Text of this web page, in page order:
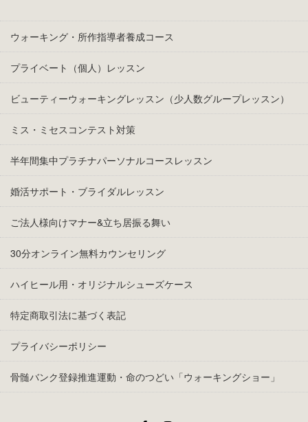
ウォーキング・所作指導者養成コース
プライベート（個人）レッスン
ビューティーウォーキングレッスン（少人数グループレッスン）
ミス・ミセスコンテスト対策
半年間集中プラチナパーソナルコースレッスン
婚活サポート・ブライダルレッスン
ご法人様向けマナー&立ち居振る舞い
30分オンライン無料カウンセリング
ハイヒール用・オリジナルシューズケース
特定商取引法に基づく表記
プライバシーポリシー
骨髄バンク登録推進運動・命のつどい「ウォーキングショー」